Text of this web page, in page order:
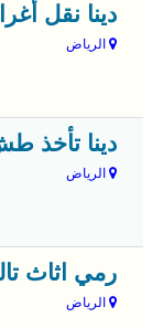
دينا نقل أغراض
الرياض
دينا تأخذ طش
الرياض
رمي اثاث تالفه
الرياض